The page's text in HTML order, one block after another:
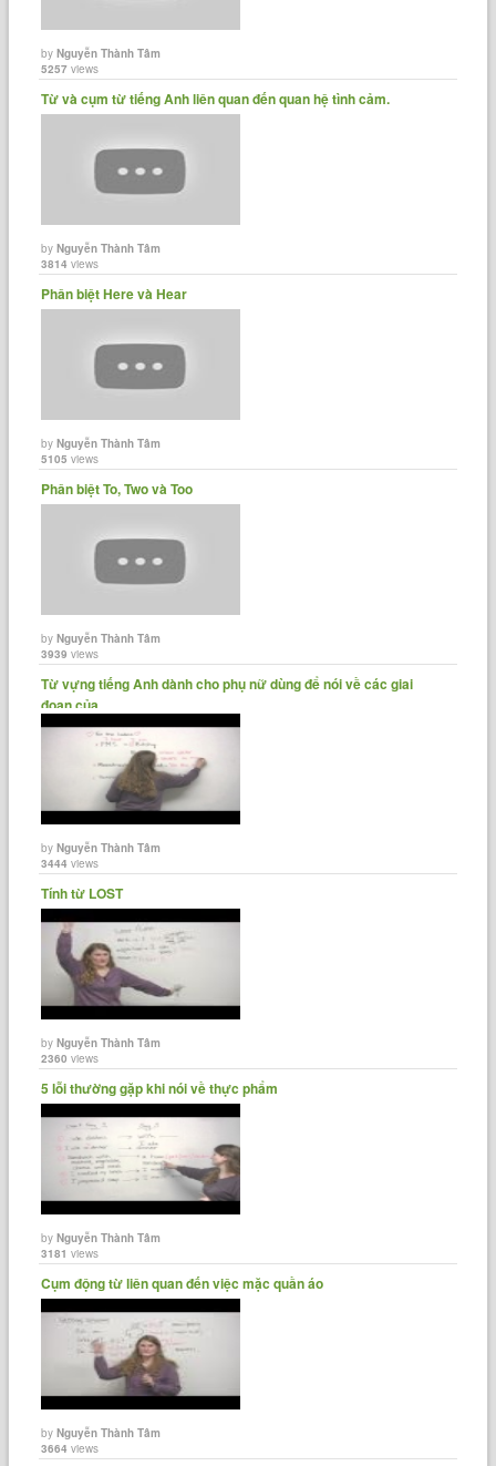
byNguyễn Thành Tâm
5257 views
Từ và cụm từ tiếng Anh liên quan đến quan hệ tình cảm.
byNguyễn Thành Tâm
3814 views
Phân biệt Here và Hear
byNguyễn Thành Tâm
5105 views
Phân biệt To, Two và Too
byNguyễn Thành Tâm
3939 views
Từ vựng tiếng Anh dành cho phụ nữ dùng để nói về các giai
đoạn của......
byNguyễn Thành Tâm
3444 views
Tính từ LOST
byNguyễn Thành Tâm
2360 views
5 lỗi thường gặp khi nói về thực phẩm
byNguyễn Thành Tâm
3181 views
Cụm động từ liên quan đến việc mặc quần áo
byNguyễn Thành Tâm
3664 views